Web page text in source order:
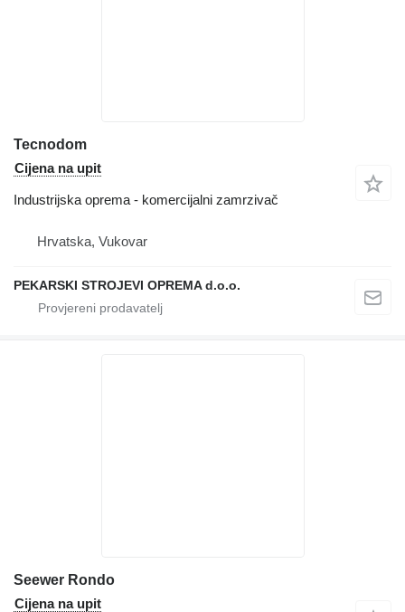
Tecnodom
Cijena na upit
Industrijska oprema - komercijalni zamrzivač
Hrvatska, Vukovar
PEKARSKI STROJEVI OPREMA d.o.o.
Seewer Rondo
Cijena na upit